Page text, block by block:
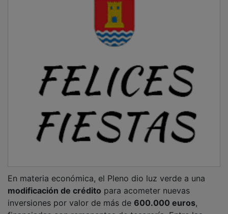
modificación de créditopara acometer nuevas
inversiones por valor de más de600.000 euros
financiadas con remanentes de tesorería. Entre las